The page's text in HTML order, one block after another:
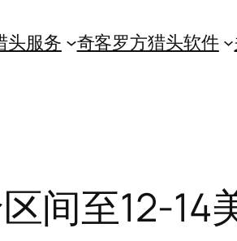
头服务 奇客罗方猎头软件
间至12-14